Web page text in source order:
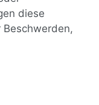
diese
Beschwerden,
malleus): Mit